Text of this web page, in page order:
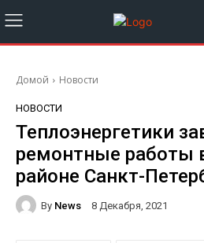
Домой Новости
НОВОСТИ
Теплоэнергетики
ремонтные работы
районе Санкт-
By News 8 Декабря, 2021